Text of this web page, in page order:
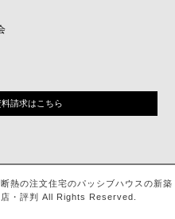
請求はこちら
熱の注文住宅のパッシブハウスの新築
・評判 All Rights Reserved.